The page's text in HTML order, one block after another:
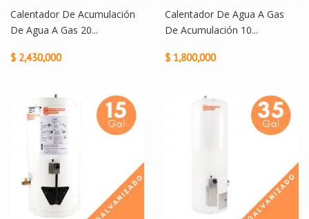
Calentador De Acumulación
De Agua A Gas 20...
$ 2,430,000
Calentador De Agua A Gas
De Acumulación 10...
$ 1,800,000